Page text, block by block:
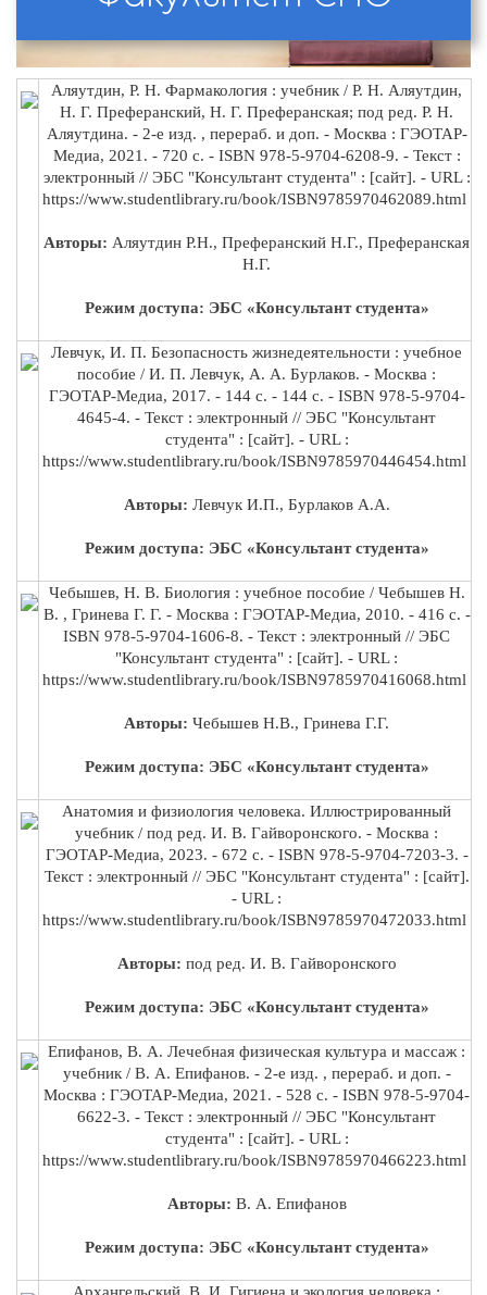
Аляутдин, Р. Н. Фармакология : учебник / Р. Н. Аляутдин,
Н. Г. Преферанский, Н. Г. Преферанская; под ред. Р. Н.
Аляутдина. - 2-е изд. , перераб. и доп. - Москва : ГЭОТАР-
Медиа, 2021. - 720 с. - ISBN 978-5-9704-6208-9. - Текст :
электронный // ЭБС "Консультант студента" : [сайт]. - URL :
https://www.studentlibrary.ru/book/ISBN9785970462089.html
Авторы: Аляутдин Р.Н., Преферанский Н.Г., Преферанская
Н.Г.
Режим доступа: ЭБС «Консультант студента»
Левчук, И. П. Безопасность жизнедеятельности : учебное
пособие / И. П. Левчук, А. А. Бурлаков. - Москва :
ГЭОТАР-Медиа, 2017. - 144 с. - 144 с. - ISBN 978-5-9704-
4645-4. - Текст : электронный // ЭБС "Консультант
студента" : [сайт]. - URL :
https://www.studentlibrary.ru/book/ISBN9785970446454.html
Авторы: Левчук И.П., Бурлаков А.А.
Режим доступа: ЭБС «Консультант студента»
Чебышев, Н. В. Биология : учебное пособие / Чебышев Н.
В. , Гринева Г. Г. - Москва : ГЭОТАР-Медиа, 2010. - 416 с. -
ISBN 978-5-9704-1606-8. - Текст : электронный // ЭБС
"Консультант студента" : [сайт]. - URL :
https://www.studentlibrary.ru/book/ISBN9785970416068.html
Авторы: Чебышев Н.В., Гринева Г.Г.
Режим доступа: ЭБС «Консультант студента»
Анатомия и физиология человека. Иллюстрированный
учебник / под ред. И. В. Гайворонского. - Москва :
ГЭОТАР-Медиа, 2023. - 672 с. - ISBN 978-5-9704-7203-3. -
Текст : электронный // ЭБС "Консультант студента" : [сайт].
- URL :
https://www.studentlibrary.ru/book/ISBN9785970472033.html
Авторы: под ред. И. В. Гайворонского
Режим доступа: ЭБС «Консультант студента»
Епифанов, В. А. Лечебная физическая культура и массаж :
учебник / В. А. Епифанов. - 2-е изд. , перераб. и доп. -
Москва : ГЭОТАР-Медиа, 2021. - 528 с. - ISBN 978-5-9704-
6622-3. - Текст : электронный // ЭБС "Консультант
студента" : [сайт]. - URL :
https://www.studentlibrary.ru/book/ISBN9785970466223.html
Авторы: В. А. Епифанов
Режим доступа: ЭБС «Консультант студента»
Архангельский, В. И. Гигиена и экология человека :